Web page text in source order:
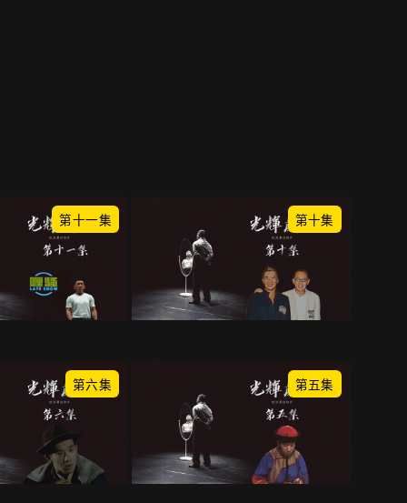
第十一集 第十集
第六集 第五集